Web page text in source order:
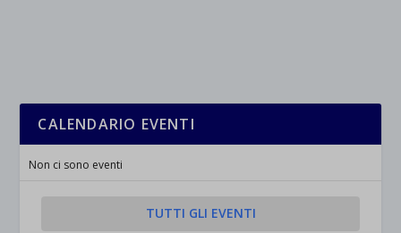
CALENDARIO EVENTI
Non ci sono eventi
TUTTI GLI EVENTI